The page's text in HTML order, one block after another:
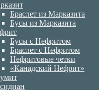
Браслет из Марказита
Бусы из Марказита
Бусы с Нефритом
Браслет с Нефритом
Нефритовые четки
«Канадский Нефрит»